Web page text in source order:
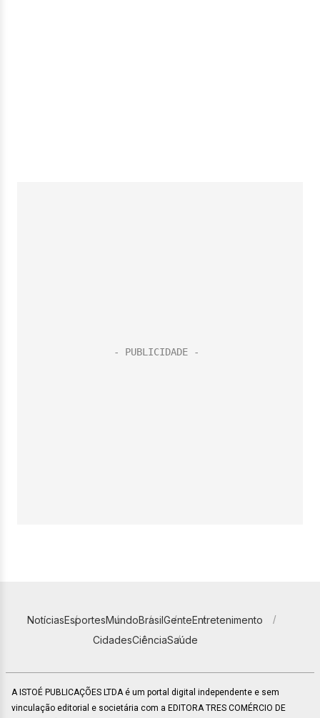
NotíciasEsportesMundoBrasilGenteEntretenimento
CidadesCiênciaSaúde
A ISTOÉ PUBLICAÇÕES LTDA é um portal digital independente e sem
vinculação editorial e societária com a EDITORA TRES COMÉRCIO DE